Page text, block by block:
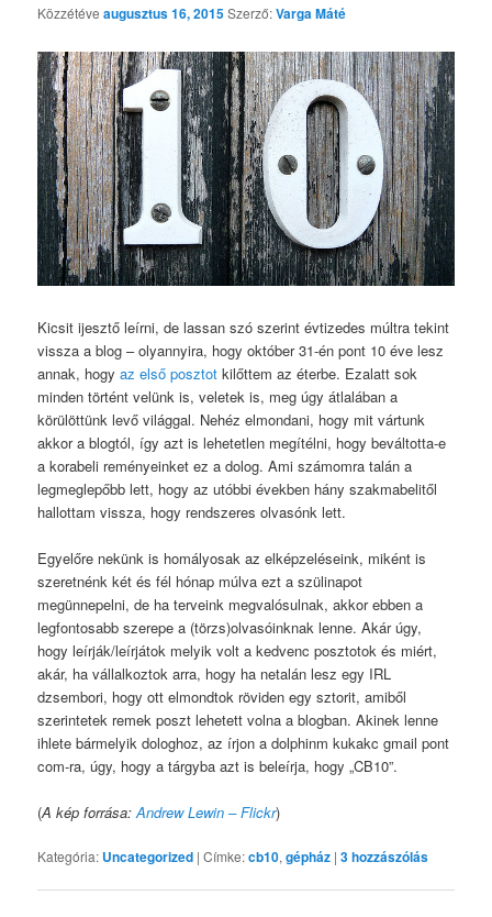
Közzétéveaugusztus 16, 2015Szerző:Varga Máté
Kicsit ijesztő leírni, de lassan szó szerint évtizedes múltra tekint
vissza a blog – olyannyira, hogy október 31-én pont 10 éve lesz
annak, hogyaz első posztot kilőttem az éterbe. Ezalatt sok
minden történt velünk is, veletek is, meg úgy átlalában a
körülöttünk levő világgal. Nehéz elmondani, hogy mit vártunk
akkor a blogtól, így azt is lehetetlen megítélni, hogy beváltotta-e
a korabeli reményeinket ez a dolog. Ami számomra talán a
legmeglepőbb lett, hogy az utóbbi években hány szakmabelitől
hallottam vissza, hogy rendszeres olvasónk lett.
Egyelőre nekünk is homályosak az elképzeléseink, miként is
szeretnénk két és fél hónap múlva ezt a szülinapot
megünnepelni, de ha terveink megvalósulnak, akkor ebben a
legfontosabb szerepe a (törzs)olvasóinknak lenne. Akár úgy,
hogy leírják/leírjátok melyik volt a kedvenc posztotok és miért,
akár, ha vállalkoztok arra, hogy ha netalán lesz egy IRL
dzsembori, hogy ott elmondtok röviden egy sztorit, amiből
szerintetek remek poszt lehetett volna a blogban. Akinek lenne
ihlete bármelyik dologhoz, az írjon a dolphinm kukakc gmail pont
com-ra, úgy, hogy a tárgyba azt is beleírja, hogy „CB10”.
(A kép forrása:Andrew Lewin – Flickr)
Kategória: Uncategorized |Címke:cb10,gépház |3hozzászólás